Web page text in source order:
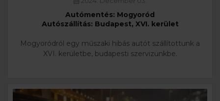
Autómentés: Mogyoród
Autószállítás: Budapest, XVI. kerület
Mogyoródról egy műszaki hibás autót szállítottunk a
XVI. kerületbe, budapesti szervizünkbe.